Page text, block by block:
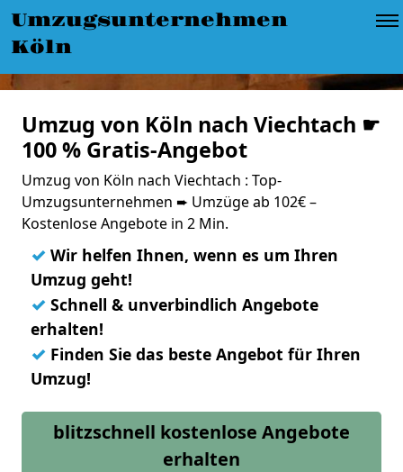
Umzugsunternehmen
Köln
Umzug von Köln nach Viechtach ☛
100 % Gratis-Angebot
Umzug von Köln nach Viechtach : Top-
Umzugsunternehmen ➨ Umzüge ab 102€ –
Kostenlose Angebote in 2 Min.
✓ Wir helfen Ihnen, wenn es um Ihren
Umzug geht!
✓ Schnell & unverbindlich Angebote
erhalten!
✓ Finden Sie das beste Angebot für Ihren
Umzug!
blitzschnell kostenlose Angebote
erhalten